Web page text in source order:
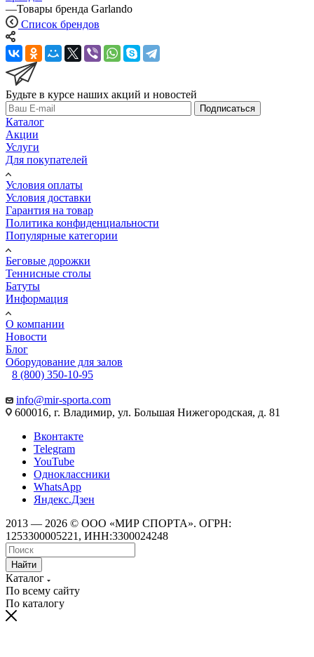
—Товары бренда Garlando
Список брендов
Будьте в курсе наших акций и новостей
Подписаться
Каталог
Акции
Услуги
Для покупателей
Условия оплаты
Условия доставки
Гарантия на товар
Политика конфиденциальности
Популярные категории
Беговые дорожки
Теннисные столы
Батуты
Информация
О компании
Новости
Блог
Оборудование для залов
8 (800) 350-10-95
info@mir-sporta.com
600016, г. Владимир, ул. Большая Нижегородская, д. 81
Вконтакте
Telegram
YouTube
Одноклассники
WhatsApp
Яндекс.Дзен
2013 — 2026 © ООО «МИР СПОРТА». ОГРН:
1253300005221, ИНН:3300024248
Найти
Каталог
По всему сайту
По каталогу